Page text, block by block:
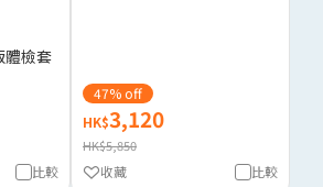
體檢套
比較
47% off
HK$3,120
HK$5,850
比較
收藏